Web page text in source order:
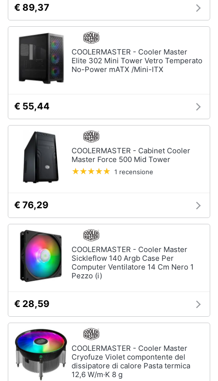
€ 89,37
COOLERMASTER - Cooler Master
Elite 302 Mini Tower Vetro Temperato
No-Power mATX /Mini-ITX
€ 55,44
COOLERMASTER - Cabinet Cooler
Master Force 500 Mid Tower
1 recensione
€ 76,29
COOLERMASTER - Cooler Master
Sickleflow 140 Argb Case Per
Computer Ventilatore 14 Cm Nero 1
Pezzo (i)
€ 28,59
COOLERMASTER - Cooler Master
Cryofuze Violet compontente del
dissipatore di calore Pasta termica
12,6 W/m·K 8 g